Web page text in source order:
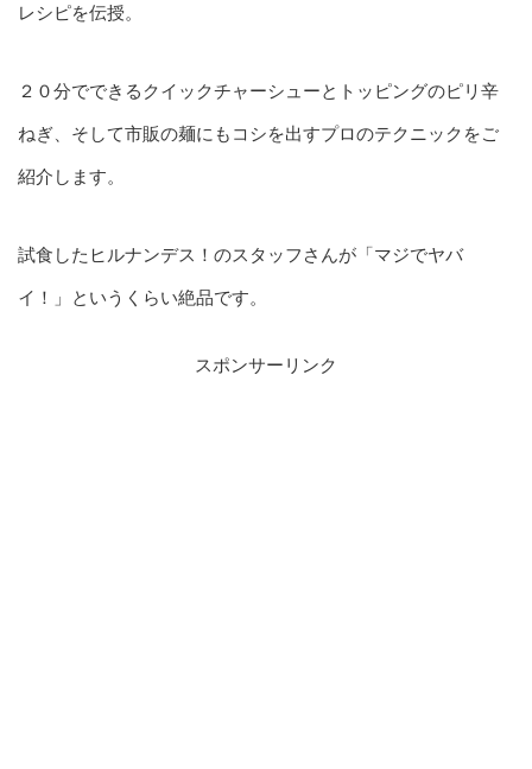
レシピを伝授。
２０分でできるクイックチャーシューとトッピングのピリ辛
ねぎ、そして市販の麺にもコシを出すプロのテクニックをご
紹介します。
試食したヒルナンデス！のスタッフさんが「マジでヤバ
イ！」というくらい絶品です。
スポンサーリンク